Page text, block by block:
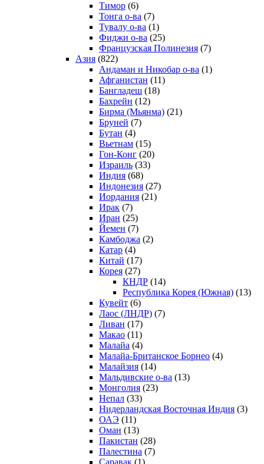
Тимор (6)
Тонга о-ва (7)
Тувалу о-ва (1)
Фиджи о-ва (25)
Французская Полинезия (7)
Азия (822)
Андаман и Никобар о-ва (1)
Афганистан (11)
Бангладеш (18)
Бахрейн (12)
Бирма (Мьянма) (21)
Бруней (7)
Бутан (4)
Вьетнам (15)
Гон-Конг (20)
Израиль (33)
Индия (68)
Индонезия (27)
Иордания (21)
Ирак (7)
Иран (25)
Йемен (7)
Камбоджа (2)
Катар (4)
Китай (17)
Корея (27)
КНДР (14)
Республика Корея (Южная) (13)
Кувейт (6)
Лаос (ЛНДР) (7)
Ливан (17)
Макао (11)
Малайа (4)
Малайа-Британское Борнео (4)
Малайзия (14)
Мальдивские о-ва (13)
Монголия (23)
Непал (33)
Нидерландская Восточная Индия (3)
ОАЭ (11)
Оман (13)
Пакистан (28)
Палестина (7)
Саравак (1)